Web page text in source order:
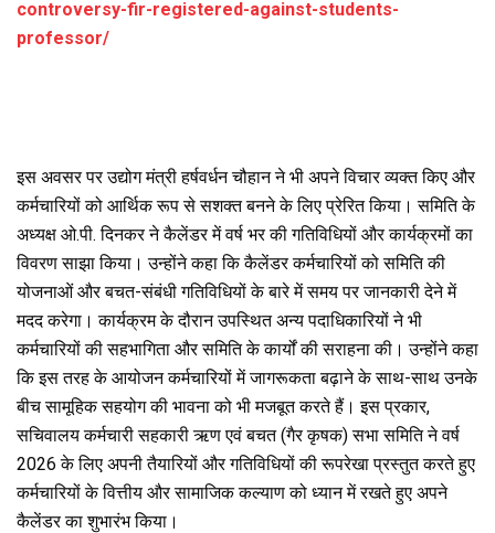
controversy-fir-registered-against-students-
professor/
इस अवसर पर उद्योग मंत्री हर्षवर्धन चौहान ने भी अपने विचार व्यक्त किए और
कर्मचारियों को आर्थिक रूप से सशक्त बनने के लिए प्रेरित किया। समिति के
अध्यक्ष ओ.पी. दिनकर ने कैलेंडर में वर्ष भर की गतिविधियों और कार्यक्रमों का
विवरण साझा किया। उन्होंने कहा कि कैलेंडर कर्मचारियों को समिति की
योजनाओं और बचत-संबंधी गतिविधियों के बारे में समय पर जानकारी देने में
मदद करेगा। कार्यक्रम के दौरान उपस्थित अन्य पदाधिकारियों ने भी
कर्मचारियों की सहभागिता और समिति के कार्यों की सराहना की। उन्होंने कहा
कि इस तरह के आयोजन कर्मचारियों में जागरूकता बढ़ाने के साथ-साथ उनके
बीच सामूहिक सहयोग की भावना को भी मजबूत करते हैं। इस प्रकार,
सचिवालय कर्मचारी सहकारी ऋण एवं बचत (गैर कृषक) सभा समिति ने वर्ष
2026 के लिए अपनी तैयारियों और गतिविधियों की रूपरेखा प्रस्तुत करते हुए
कर्मचारियों के वित्तीय और सामाजिक कल्याण को ध्यान में रखते हुए अपने
कैलेंडर का शुभारंभ किया।